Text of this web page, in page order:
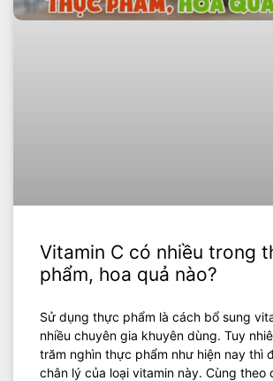
Vitamin C có nhiều trong
phẩm, hoa quả nào?
Sử dụng thực phẩm là cách bổ sung
nhiều chuyên gia khuyên dùng. Tuy
trăm nghìn thực phẩm như hiện nay thì
chân lý của loại vitamin này. Cùng theo